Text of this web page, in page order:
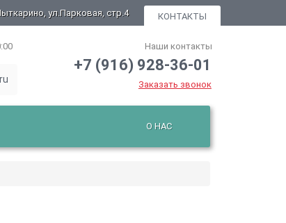
ул.Парковая, стр.4 КОНТАКТЫ
Наши контакты
+7 (916) 928-36-01
Заказать звонок
О НАС